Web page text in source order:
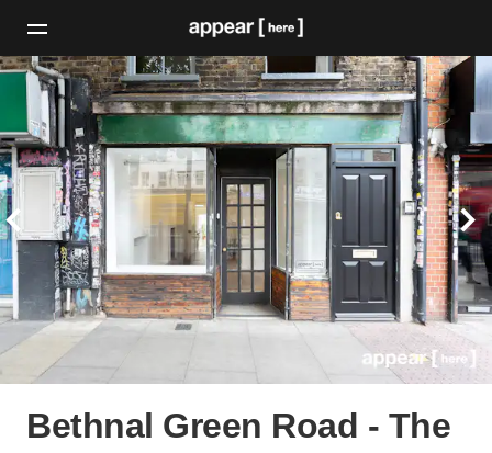
Bethnal Green Road - The